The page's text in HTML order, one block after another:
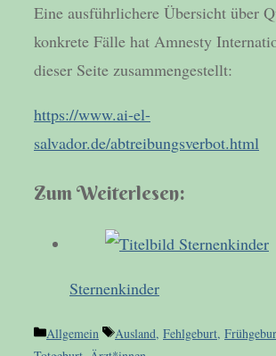
Eine ausführlichere Übersicht über
konkrete Fälle hat Amnesty
dieser Seite zusammengestellt:
https://www.ai-el-
salvador.de/abtreibungsverbot.html
Zum Weiterlesen:
Sternenkinder
Kategorien
Allgemein Schlagwörter
Ausland, Fehlgeburt,